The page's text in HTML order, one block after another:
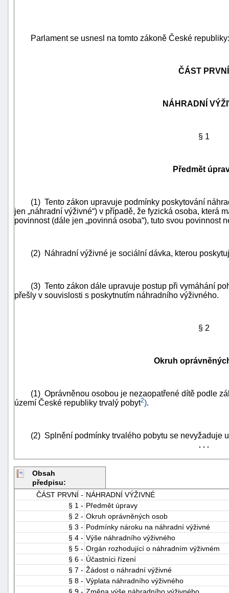
Parlament se usnesl na tomto zákoně České republiky:
ČÁST PRVNÍ
NÁHRADNÍ
§ 1
Předmět
(1) Tento zákon upravuje podmínky poskytování
jen „náhradní výživné“) v případě, že fyzická osoba, která
povinnost (dále jen „povinná osoba“), tuto svou povinnost
(2) Náhradní výživné je sociální dávka, kterou
(3) Tento zákon dále upravuje postup při vymáhání
přešly v souvislosti s poskytnutím náhradního výživného.
§ 2
Okruh
(1) Oprávněnou osobou je nezaopatřené dítě podle
území České republiky trvalý pobyt2).
(2) Splnění podmínky trvalého pobytu se nevyžaduje u
. . .
Obsah
předpisu:
ČÁST PRVNÍ - NÁHRADNÍ VÝŽIVNÉ
§ 1 - Předmět úpravy
§ 2 - Okruh oprávněných osob
§ 3 - Podmínky nároku na náhradní výživné
§ 4 - Výše náhradního výživného
§ 5 - Orgán rozhodující o náhradním výživném
§ 6 - Účastníci řízení
§ 7 - Žádost o náhradní výživné
§ 8 - Výplata náhradního výživného
§ 9 - Změna výše náhradního výživného